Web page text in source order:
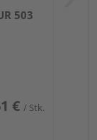
503
€ / Stk.